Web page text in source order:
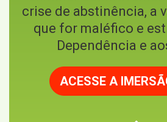
crise de abstinência, a
que for maléfico e
Dependência e
ACESSE A